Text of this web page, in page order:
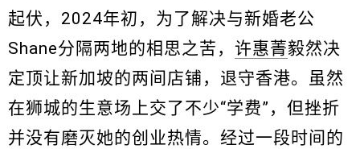
起伏，2024年初，为了解决与新婚老公
Shane分隔两地的相思之苦， 许惠菁毅然决
定顶让新加坡的两间店铺，退守香港。虽然
在狮城的生意场上交了不少“学费”，但挫折
并没有磨灭她的创业热情。经过一段时间的